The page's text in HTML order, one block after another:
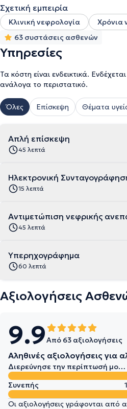
Σχετική εμπειρία
Κλινική νεφρολογία Χρόνια
63 συστάσεις ασθενών
Υπηρεσίες
Τα κόστη είναι ενδεικτικά.
ανάλογα το περιστατικό.
Όλες Επίσκεψη Θέματα
Απλή επίσκεψη
45 λεπτά
Ηλεκτρονική
15 λεπτά
Αντιμετώπιση νεφρικής
45 λεπτά
Υπερηχογράφημα
60 λεπτά
Αξιολογήσεις
9.9Από 63 αξιολογήσεις
Αληθινές αξιολογήσεις για
Διερεύνησε την περίπτωσή μου σε βάθος
Συνεπής
Οι αξιολογήσεις γράφονται από